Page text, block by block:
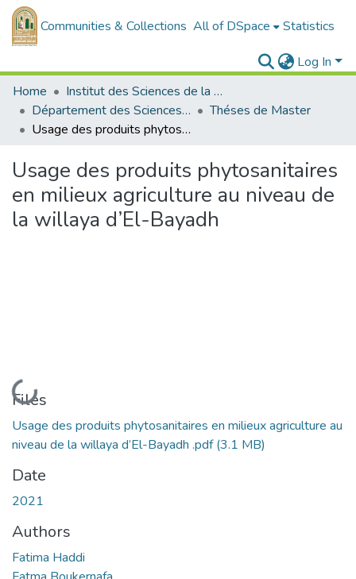
Communities & Collections All of DSpace Statistics
Log In
Home
Institut des Sciences de la Nature et de la Vie
Département des Sciences Ecologie et Environnement
Théses de Master
Usage des produits phytosanitaires en milieux agriculture au niveau de la willaya d’El-Bayadh
Usage des produits phytosanitaires
en milieux agriculture au niveau de
la willaya d’El-Bayadh
Loading...
Files
Usage des produits phytosanitaires en milieux agriculture au
niveau de la willaya d’El-Bayadh .pdf(3.1 MB)
Date
2021
Authors
Fatima Haddi